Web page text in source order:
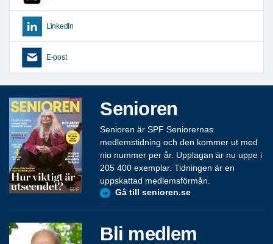
LinkedIn
E-post
Senioren
Senioren är SPF Seniorernas
medlemstidning och den kommer ut med
nio nummer per år. Upplagan är nu uppe i
205 400 exemplar. Tidningen är en
uppskattad medlemsförmån.
Gå till senioren.se
Bli medlem